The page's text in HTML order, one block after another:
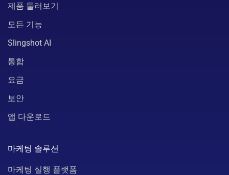
제품 둘러보기
모든 기능
Slingshot AI
통합
요금
보안
앱 다운로드
마케팅 솔루션
마케팅 실행 플랫폼